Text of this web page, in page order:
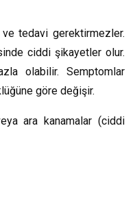
tedavi gerektirmezler.
ciddi şikayetler olur.
olabilir. Semptomlar
göre değişir.
ara kanamalar (ciddi